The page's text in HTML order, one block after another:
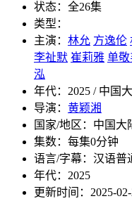
状态： 全26集
类型：
主演： 林允 方逸伦
李祉默 崔莉雅 单敬
泓
年代： 2025 / 中国
导演： 黄颖湘
国家/地区： 中国大
集数： 每集0分钟
语言/字幕： 汉语普
年代： 2025
更新时间： 2025-